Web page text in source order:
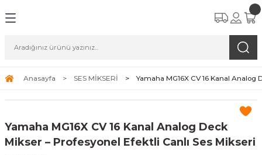
Anasayfa SES MİKSERİ Yamaha MG16X CV 16 Kanal
Yamaha MG16X CV 16 Kanal Analog Deck
Mikser – Profesyonel Efektli Canlı Ses Mikseri